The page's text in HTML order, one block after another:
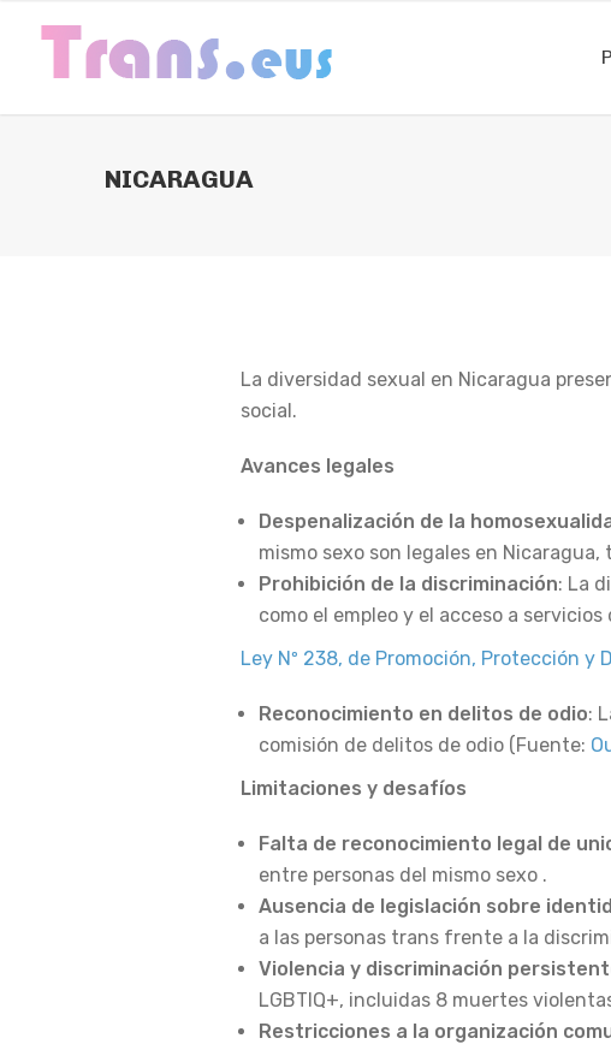
NICARAGUA
La diversidad sexual en Nicaragua
social.​
Avances legales
Despenalización de la
mismo sexo son legales en
Prohibición de la discriminación: La
como el empleo y el acceso a servicios
Ley Nº 238, de Promoción, Protección y
Reconocimiento en delitos de odio:
comisión de delitos de odio (Fuente:
Limitaciones y desafíos
Falta de reconocimiento legal de
entre personas del mismo sexo .​
Ausencia de legislación sobre
a las personas trans frente a la
Violencia y discriminación
LGBTIQ+, incluidas 8 muertes
Restricciones a la organización